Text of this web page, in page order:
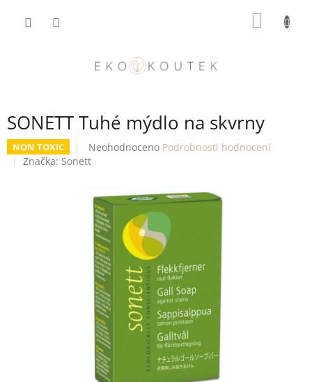
SONETT Tuhé mýdlo na skvrny
NON TOXIC
Průměrné
hodnocení
0,0
hvězdiček.
Neohodnoceno Podrobnosti hodnocení
Značka: Sonett